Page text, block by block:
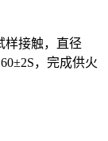
样接触，直径
，完成供火